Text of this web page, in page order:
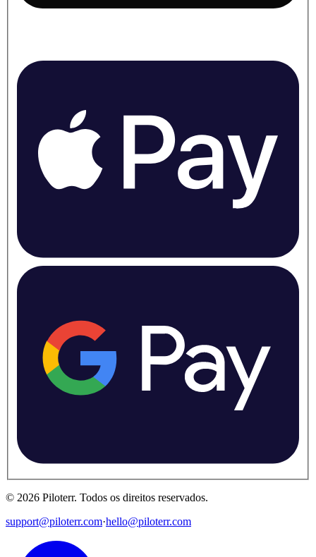
© 2026 Piloterr. Todos os direitos reservados.
support@piloterr.com·hello@piloterr.com